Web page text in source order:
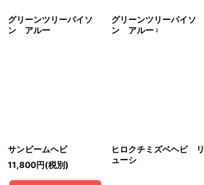
グリーンツリーパイソ
ン アルー
グリーンツリーパイソ
ン アルー♀
サンビームヘビ
11,800円(税別)
ヒロクチミズベヘビ リ
ューシ